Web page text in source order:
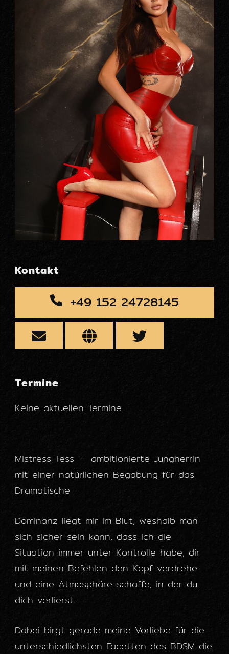
Kontakt
+49 152 24728145
Termine
Keine aktuellen Termine
Mistress Tess - ambitionierte Jungherrin
mit einer natürlichen Begabung für das
Dramatische
Dominanz liegt mir im Blut, weshalb man
sich sicher sein kann, dass ich die
Situation immer unter Kontrolle habe, dir
mit meinen Befehlen den Kopf verdrehe
und eine Atmosphäre schaffe, in der du
dich verlierst.
Dabei birgt gerade meine Vorliebe für die
unterschiedlichsten Facetten des BDSM die